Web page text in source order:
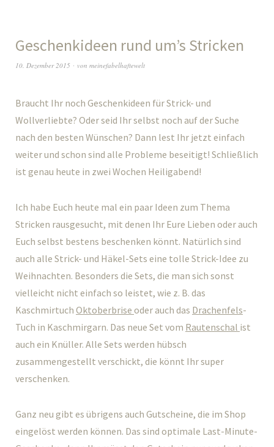
Geschenkideen rund um’s Stricken
10. Dezember 2015 von meinefabelhaftewelt
Braucht Ihr noch Geschenkideen für Strick- und
Wollverliebte? Oder seid Ihr selbst noch auf der Suche
nach den besten Wünschen? Dann lest Ihr jetzt einfach
weiter und schon sind alle Probleme beseitigt! Schließlich
ist genau heute in zwei Wochen Heiligabend!
Ich habe Euch heute mal ein paar Ideen zum Thema
Stricken rausgesucht, mit denen Ihr Eure Lieben oder auch
Euch selbst bestens beschenken könnt. Natürlich sind
auch alle Strick- und Häkel-Sets eine tolle Strick-Idee zu
Weihnachten. Besonders die Sets, die man sich sonst
vielleicht nicht einfach so leistet, wie z. B. das
Kaschmirtuch Oktoberbrise oder auch das Drachenfels-
Tuch in Kaschmirgarn. Das neue Set vom Rautenschal ist
auch ein Knüller. Alle Sets werden hübsch
zusammengestellt verschickt, die könnt Ihr super
verschenken.
Ganz neu gibt es übrigens auch Gutscheine, die im Shop
eingelöst werden können. Das sind optimale Last-Minute-